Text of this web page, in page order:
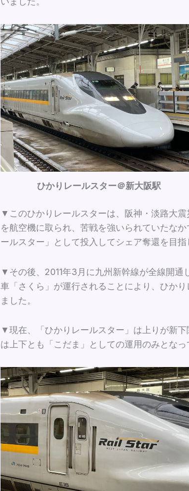
ひかりレールスター＠新大阪駅
▼このひかりレールスターは、阪神・淡路大
を航空機に取られ、苦戦を強いられていたな
ールスター」として投入してシェア奪還を目指
▼その後、2011年3月に九州新幹線が全線開通
車「さくら」が運行されることにより、ひか
ました。
▼現在、「ひかりレールスター」は上りが新下
は上下とも「こだま」としての運用のみとなっ